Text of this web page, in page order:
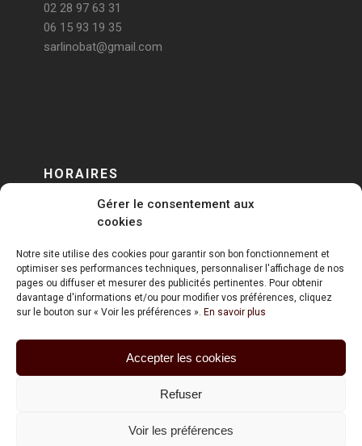
Gérer le consentement aux
cookies
Notre site utilise des cookies pour garantir son bon fonctionnement et
optimiser ses performances techniques, personnaliser l'affichage de nos
pages ou diffuser et mesurer des publicités pertinentes. Pour obtenir
davantage d'informations et/ou pour modifier vos préférences, cliquez
sur le bouton sur « Voir les préférences ». En savoir plus
Accepter les cookies
Refuser
Voir les préférences
02 28 97 63 31
06 15 93 19 35
sarlinobat@gmail.com
HORAIRES
DU LUNDI AU VENDREDI